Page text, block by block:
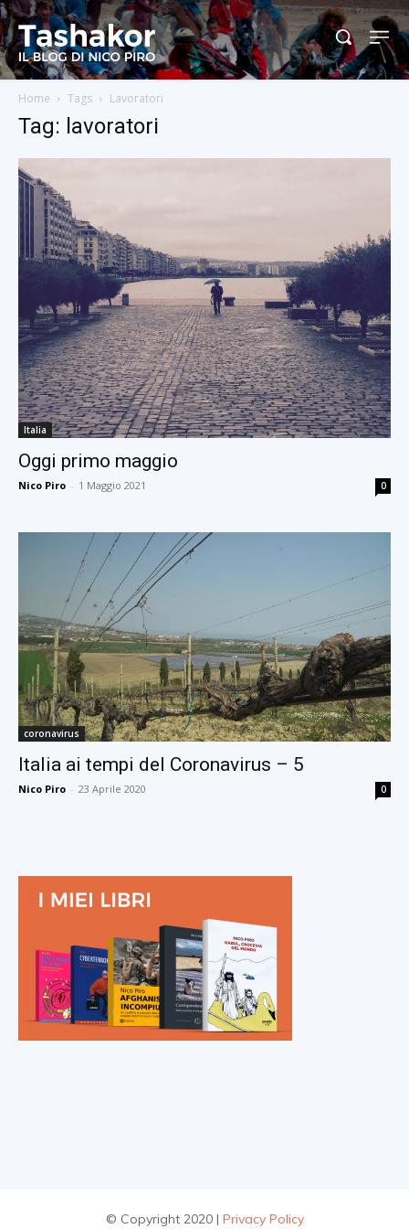
Home Tags Lavoratori
Tag: lavoratori
Italia
Oggi primo maggio
Nico Piro - 1 Maggio 2021 0
coronavirus
Italia ai tempi del Coronavirus – 5
Nico Piro - 23 Aprile 2020 0
© Copyright 2020 | Privacy Policy